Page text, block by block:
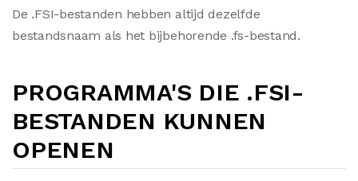
De .FSI-bestanden hebben altijd dezelfde
bestandsnaam als het bijbehorende .fs-bestand.
PROGRAMMA'S DIE .FSI-
BESTANDEN KUNNEN
OPENEN